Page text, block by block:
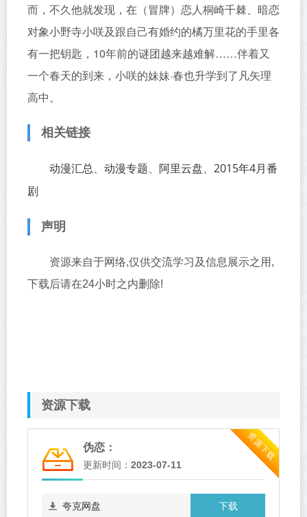
而，不久他就发现，在（冒牌）恋人桐崎千棘、暗恋
对象小野寺小咲及跟自己有婚约的橘万里花的手里各
有一把钥匙，10年前的谜团越来越难解……伴着又
一个春天的到来，小咲的妹妹·春也升学到了凡矢理
高中。
相关链接
动漫汇总 动漫专题 阿里云盘
2015年4月番
剧
声明
资源来自于网络,仅供交流学习及信息展示之用,
下载后请在24小时之内删除!
资源下载
资源下载
伪恋：
更新时间： 2023-07-11
下载
夸克网盘